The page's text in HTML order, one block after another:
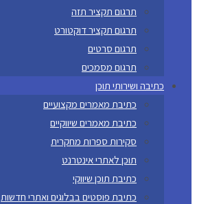
תרגום תקציר תזה
תרגום תקציר דוקטורט
תרגום סרטים
תרגום מסמכים
כתיבה ושירותי תוכן
כתיבת מאמרים מקצועיים
כתיבת מאמרים שיווקיים
סקירות ספרות מחקרית
תוכן לאתרי אינטרנט
כתיבת תוכן שיווקי
כתיבת פוסטים בבלוגים ואתרי חדשות